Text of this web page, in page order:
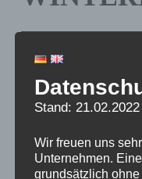
Stand: 21.02.2022
Wir freuen uns
Unternehmen.
grundsätzlich